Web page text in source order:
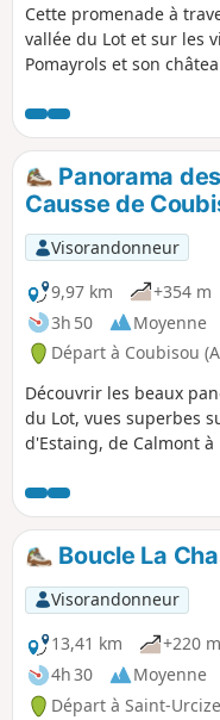
Cette promenade à
vallée du Lot et sur les
Pomayrols et son
Panorama
Causse de
Visorandonneur
9,97 km
+354 m
3h 50
Moyenne
Départ à Coubisou
Découvrir les beaux
du Lot, vues superbes
d'Estaing, de Calmont
Coussane", affluent du
TRES IMPORTANT,
concoctée en accord
chasse et les
cette magnifique
!!!!
Boucle La
Visorandonneur
13,41 km
+220 m
4h 30
Moyenne
Départ à Saint-